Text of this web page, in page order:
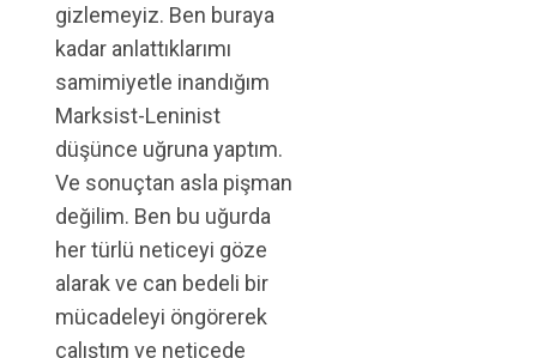
gizlemeyiz. Ben buraya
kadar anlattıklarımı
samimiyetle inandığım
Marksist-Leninist
düşünce uğruna yaptım.
Ve sonuçtan asla pişman
değilim. Ben bu uğurda
her türlü neticeyi göze
alarak ve can bedeli bir
mücadeleyi öngörerek
çalıştım ve neticede